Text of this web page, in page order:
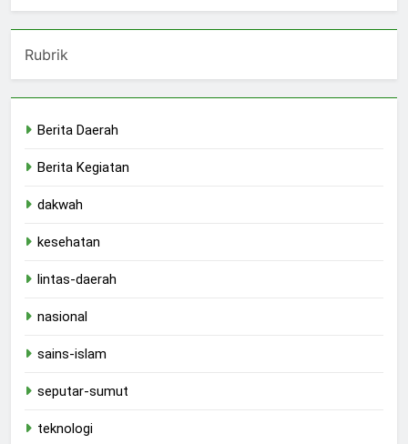
Rubrik
Berita Daerah
Berita Kegiatan
dakwah
kesehatan
lintas-daerah
nasional
sains-islam
seputar-sumut
teknologi